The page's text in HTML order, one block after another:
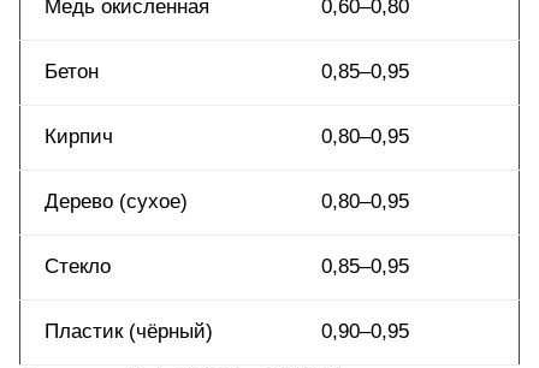
Медь окисленная 0,60–0,80
Бетон 0,85–0,95
Кирпич 0,80–0,95
Дерево (сухое) 0,80–0,95
Стекло 0,85–0,95
Пластик (чёрный) 0,90–0,95